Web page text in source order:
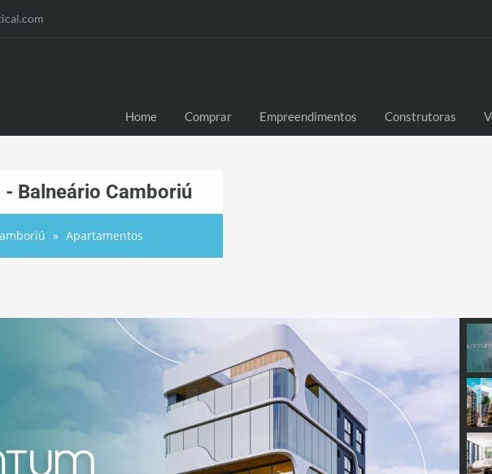
Home Comprar Empreendimentos Construtoras
Balneário Camboriú
Apartamentos